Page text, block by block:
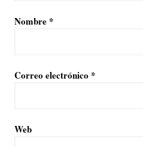
Nombre *
Correo electrónico *
Web